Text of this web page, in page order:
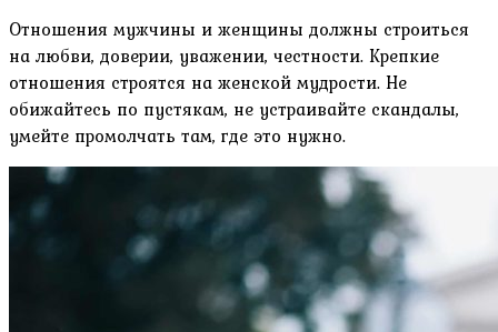
Отношения мужчины и женщины должны строиться
на любви, доверии, уважении, честности. Крепкие
отношения строятся на женской мудрости. Не
обижайтесь по пустякам, не устраивайте скандалы,
умейте промолчать там, где это нужно.